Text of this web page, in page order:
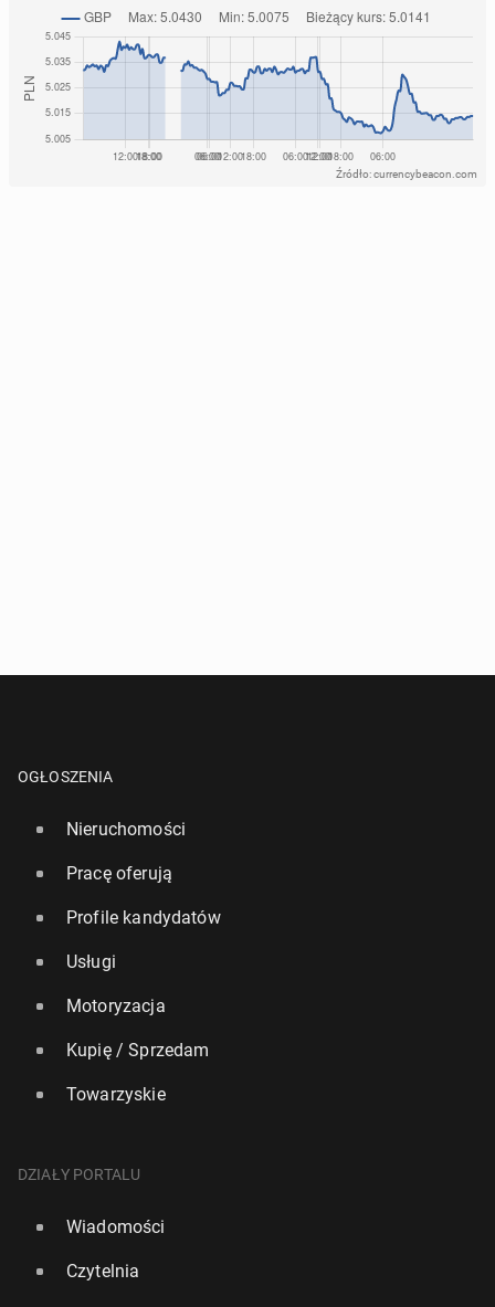
Źródło: currencybeacon.com
OGŁOSZENIA
Nieruchomości
Pracę oferują
Profile kandydatów
Usługi
Motoryzacja
Kupię / Sprzedam
Towarzyskie
DZIAŁY PORTALU
Wiadomości
Czytelnia